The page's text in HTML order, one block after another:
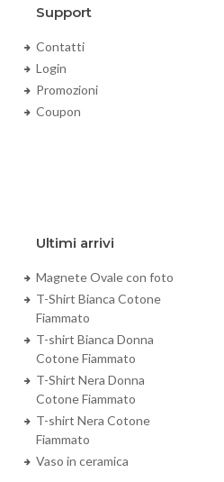
Support
Contatti
Login
Promozioni
Coupon
Ultimi arrivi
Magnete Ovale con foto
T-Shirt Bianca Cotone
Fiammato
T-shirt Bianca Donna
Cotone Fiammato
T-Shirt Nera Donna
Cotone Fiammato
T-shirt Nera Cotone
Fiammato
Vaso in ceramica